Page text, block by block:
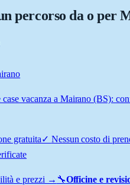
percorso da o per
vacanza a Mairano (BS):
gratuita✓ Nessun costo di
e prezzi → 🔧Officine e